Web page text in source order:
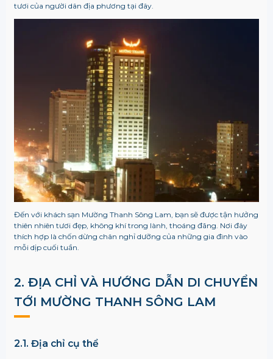
tươi của người dân địa phương tại đây.
Đến với khách sạn Mường Thanh Sông Lam, bạn sẽ được tận hưởng
thiên nhiên tươi đẹp, không khí trong lành, thoáng đãng. Nơi đây
thích hợp là chốn dừng chân nghỉ dưỡng của những gia đình vào
mỗi dịp cuối tuần.
2. ĐỊA CHỈ VÀ HƯỚNG DẪN DI CHUYỂN
TỚI MƯỜNG THANH SÔNG LAM
2.1. Địa chỉ cụ thể